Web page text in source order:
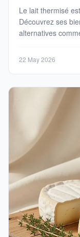
Le lait thermisé
Découvrez ses
alternatives
22 May 2026